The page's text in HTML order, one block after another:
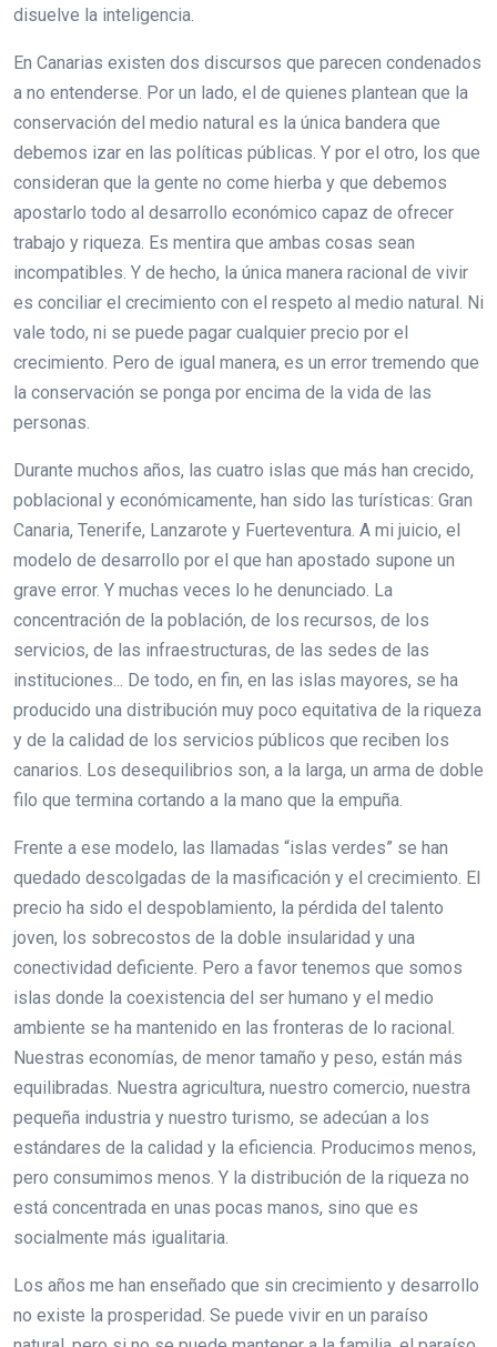
disuelve la inteligencia.
En Canarias existen dos discursos que parecen condenados
a no entenderse. Por un lado, el de quienes plantean que la
conservación del medio natural es la única bandera que
debemos izar en las políticas públicas. Y por el otro, los que
consideran que la gente no come hierba y que debemos
apostarlo todo al desarrollo económico capaz de ofrecer
trabajo y riqueza. Es mentira que ambas cosas sean
incompatibles. Y de hecho, la única manera racional de vivir
es conciliar el crecimiento con el respeto al medio natural. Ni
vale todo, ni se puede pagar cualquier precio por el
crecimiento. Pero de igual manera, es un error tremendo que
la conservación se ponga por encima de la vida de las
personas.
Durante muchos años, las cuatro islas que más han crecido,
poblacional y económicamente, han sido las turísticas: Gran
Canaria, Tenerife, Lanzarote y Fuerteventura. A mi juicio, el
modelo de desarrollo por el que han apostado supone un
grave error. Y muchas veces lo he denunciado. La
concentración de la población, de los recursos, de los
servicios, de las infraestructuras, de las sedes de las
instituciones... De todo, en fin, en las islas mayores, se ha
producido una distribución muy poco equitativa de la riqueza
y de la calidad de los servicios públicos que reciben los
canarios. Los desequilibrios son, a la larga, un arma de doble
filo que termina cortando a la mano que la empuña.
Frente a ese modelo, las llamadas “islas verdes” se han
quedado descolgadas de la masificación y el crecimiento. El
precio ha sido el despoblamiento, la pérdida del talento
joven, los sobrecostos de la doble insularidad y una
conectividad deficiente. Pero a favor tenemos que somos
islas donde la coexistencia del ser humano y el medio
ambiente se ha mantenido en las fronteras de lo racional.
Nuestras economías, de menor tamaño y peso, están más
equilibradas. Nuestra agricultura, nuestro comercio, nuestra
pequeña industria y nuestro turismo, se adecúan a los
estándares de la calidad y la eficiencia. Producimos menos,
pero consumimos menos. Y la distribución de la riqueza no
está concentrada en unas pocas manos, sino que es
socialmente más igualitaria.
Los años me han enseñado que sin crecimiento y desarrollo
no existe la prosperidad. Se puede vivir en un paraíso